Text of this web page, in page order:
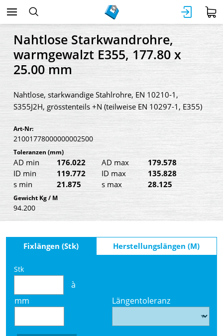
Nahtlose Starkwandrohre,
warmgewalzt E355, 177.80 x
25.00 mm
Nahtlose, starkwandige Stahlrohre, EN 10210-1,
S355J2H, grösstenteils +N (teilweise EN 10297-1, E355)
Art-Nr:
21001778000000002500
Toleranzen (mm)
AD min 176.022 AD max
179.578
ID min
119.772 ID max
135.828
s min
21.875 s max 28.125
Gewicht Kg / M
94.200
Fixlängen (Stk) Herstellungslängen (M)
Stk
à
mm
Längentoleranz